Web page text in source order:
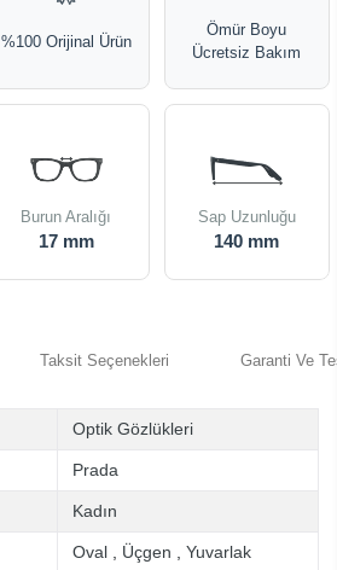
%100 Orijinal Ürün
Ömür Boyu
Ücretsiz Bakım
Burun Aralığı
17 mm
Sap Uzunluğu
140 mm
Taksit Seçenekleri Garanti Ve
Optik Gözlükleri
Prada
Kadın
Oval Üçgen Yuvarlak